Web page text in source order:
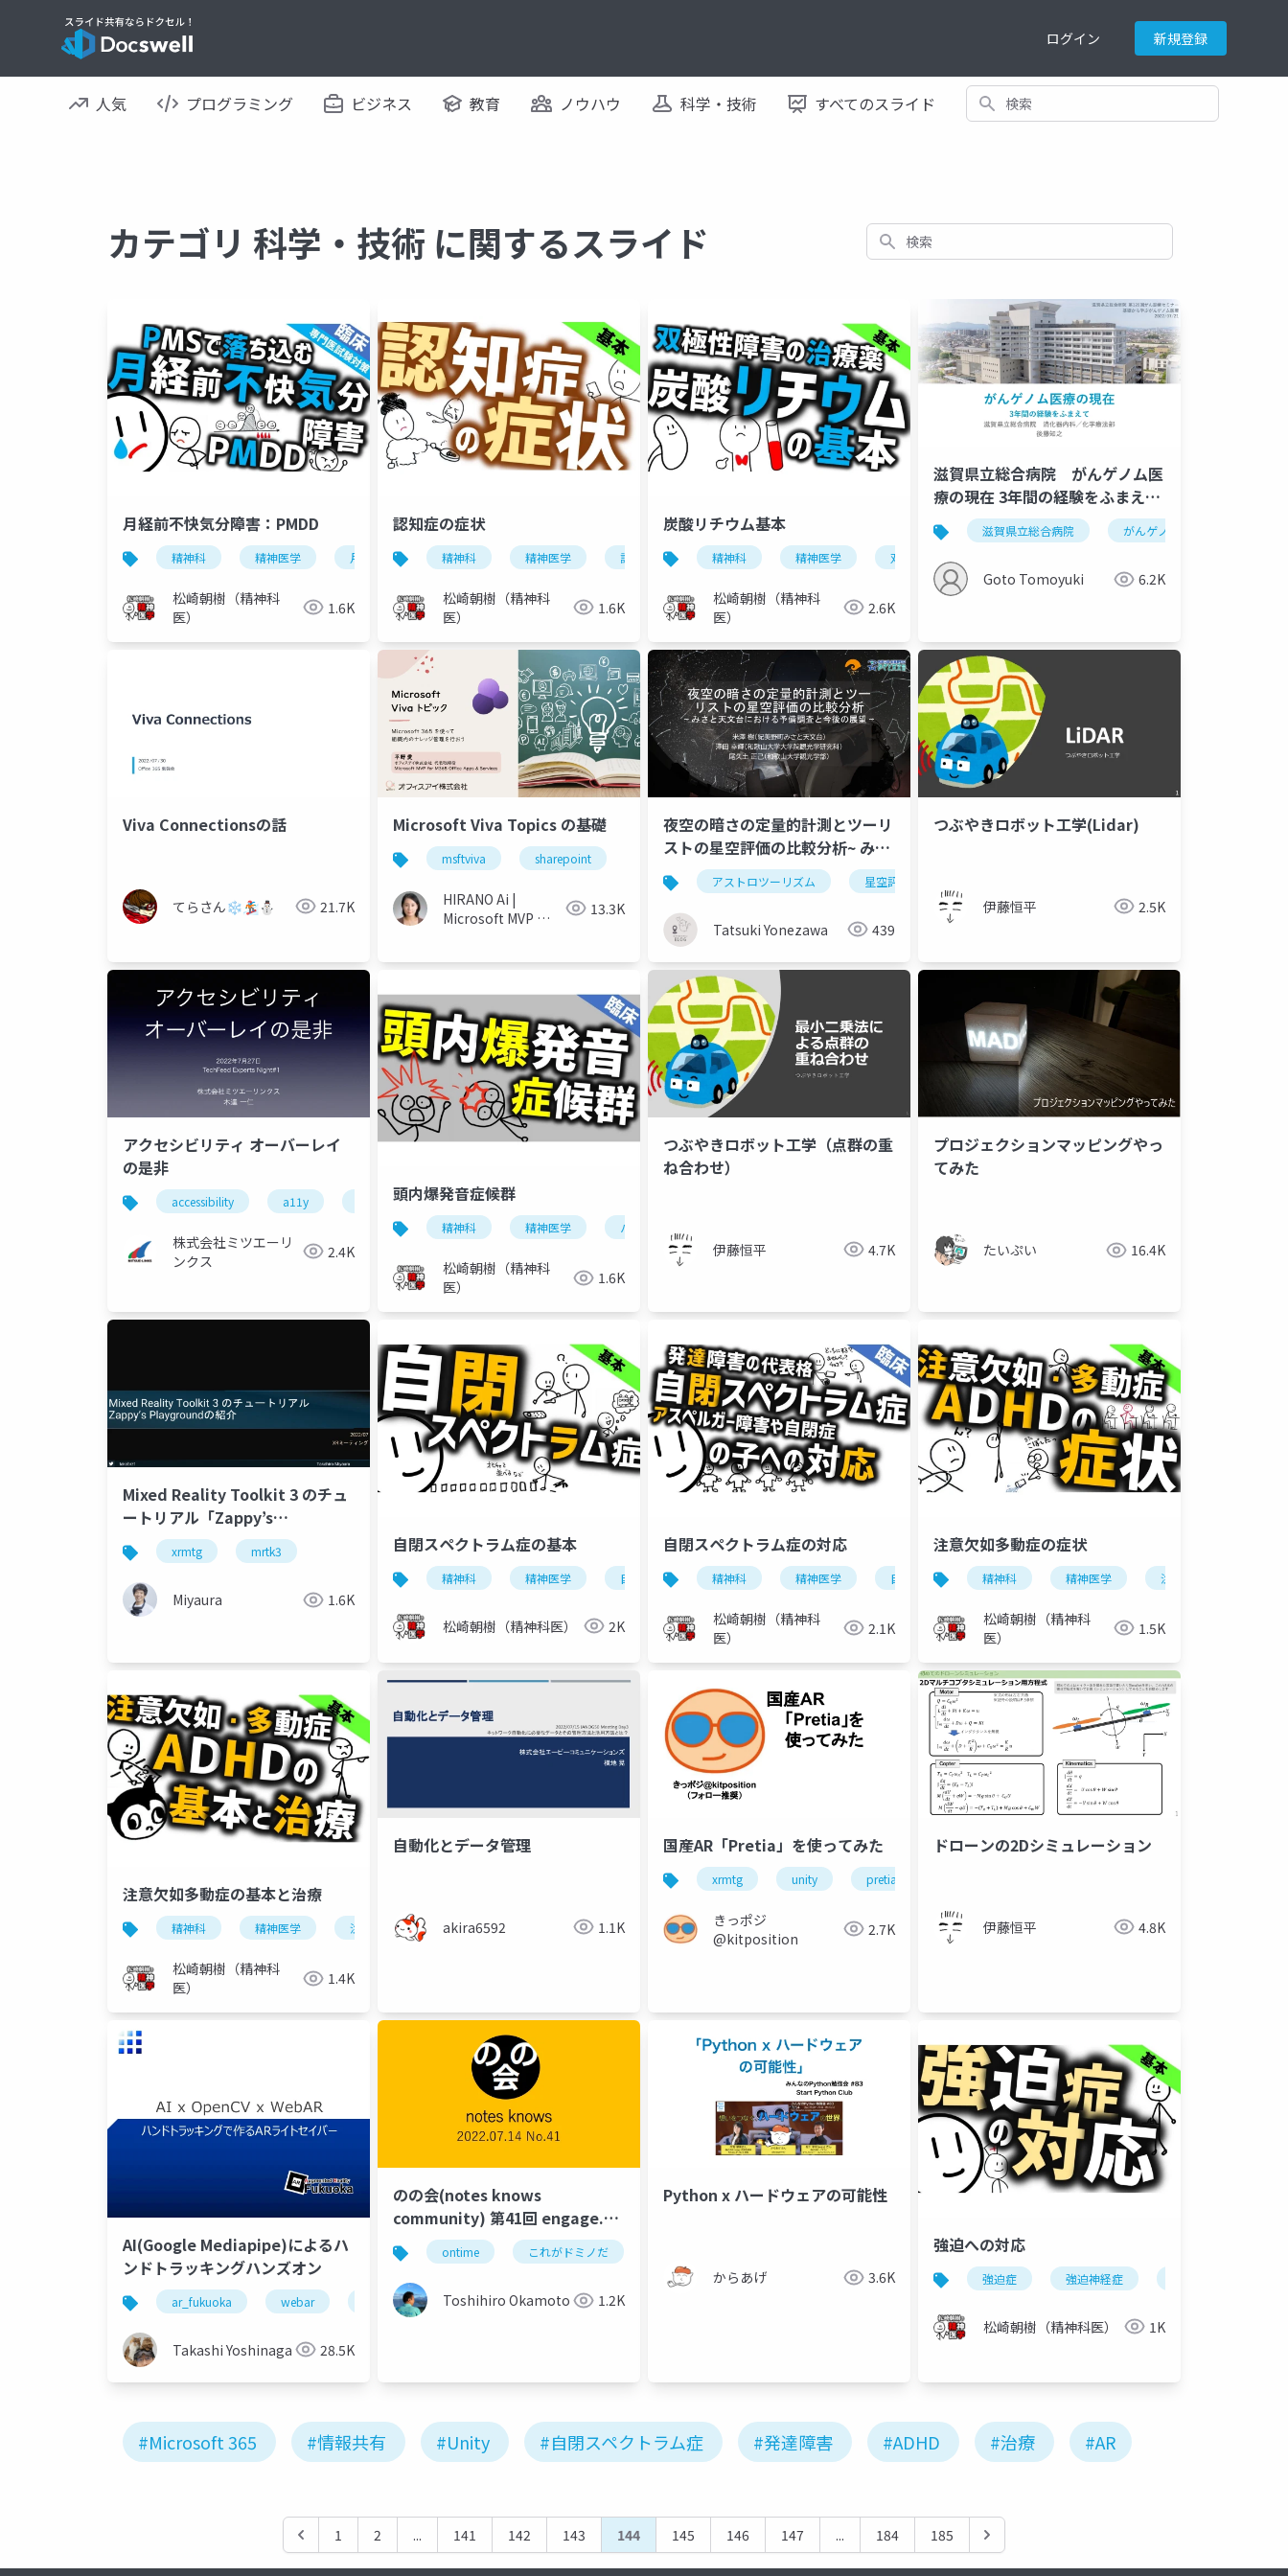
ログイン 新規登録
人気 プログラミング ビジネス 教育 ノウハウ 科学・技術 すべてのスライド 検索
カテゴリ 科学・技術 に関するスライド 検索
月経前不快気分障害：PMDD
精神科 精神医学 月経前不快気分障害 月経前不快気分症 月経前症候群 pmdd pms
松崎朝樹（精神科
医）
1.6K
認知症の症状
精神科 精神医学 認知症 アルツハイマー病 アルツハイマー型認知症
松崎朝樹（精神科
医）
1.6K
炭酸リチウム基本
精神科 精神医学 双極性障害
松崎朝樹（精神科
医）
2.6K
滋賀県立総合病院 がんゲノム医
療の現在 3年間の経験をふまえて
20220721滋賀県立総合病院 がんゲノム医療
Goto Tomoyuki 6.2K
Viva Connectionsの話
てらさん❄🏂⛄ 21.7K
Microsoft Viva Topics の基礎
msftviva sharepoint
HIRANO Ai |
Microsoft MVP 👉
13.3K
夜空の暗さの定量的計測とツーリ
ストの星空評価の比較分析~ みさ
と天文台における予備調査と今後
の展望 ~
アストロツーリズム 星空評価
Tatsuki Yonezawa 439
つぶやきロボット工学(Lidar)
伊藤恒平 2.5K
アクセシビリティ オーバーレイ
の是非
accessibility a11y overlay techfeed
株式会社ミツエーリ
ンクス
2.4K
頭内爆発音症候群
精神科 精神医学 パラソムニア
松崎朝樹（精神科
医）
1.6K
つぶやきロボット工学（点群の重
ね合わせ）
伊藤恒平 4.7K
プロジェクションマッピングやっ
てみた
たいぷい 16.4K
Mixed Reality Toolkit 3 のチュ
ートリアル「Zappy’s
Playground」の紹介
xrmtg mrtk3
Miyaura 1.6K
自閉スペクトラム症の基本
精神科 精神医学 自閉スペクトラム症 発達障害 アスペルガー障害
松崎朝樹（精神科医） 2K
自閉スペクトラム症の対応
精神科 精神医学 自閉スペクトラム症 アスペルガー障害
松崎朝樹（精神科
医）
2.1K
注意欠如多動症の症状
精神科 精神医学 注意欠如多動症
松崎朝樹（精神科
医）
1.5K
注意欠如多動症の基本と治療
精神科 精神医学 注意欠如多動症 注意欠如多動性障害 注意欠陥多動性障害 発達障害
松崎朝樹（精神科
医）
1.4K
自動化とデータ管理
akira6592 1.1K
国産AR「Pretia」を使ってみた
xrmtg unity pretia
きっポジ
@kitposition
2.7K
ドローンの2Dシミュレーション
伊藤恒平 4.8K
AI(Google Mediapipe)によるハ
ンドトラッキングハンズオン
ar_fukuoka webar mediapipe
Takashi Yoshinaga 28.5K
のの会(notes knows
community) 第41回 engage.ug
Dominoに関する重要情報のフィ
ードバック及び2022年7月8月の
イベント連絡
ontime これがドミノだ notes nomad
Toshihiro Okamoto 1.2K
Python x ハードウェアの可能性
からあげ 3.6K
強迫への対応
強迫症 強迫神経症
松崎朝樹（精神科医） 1K
#Microsoft 365 #情報共有 #Unity #自閉スペクトラム症 #発達障害 #ADHD #治療 #AR
1 2 ... 141 142 143 144 145 146 147 ... 184 185